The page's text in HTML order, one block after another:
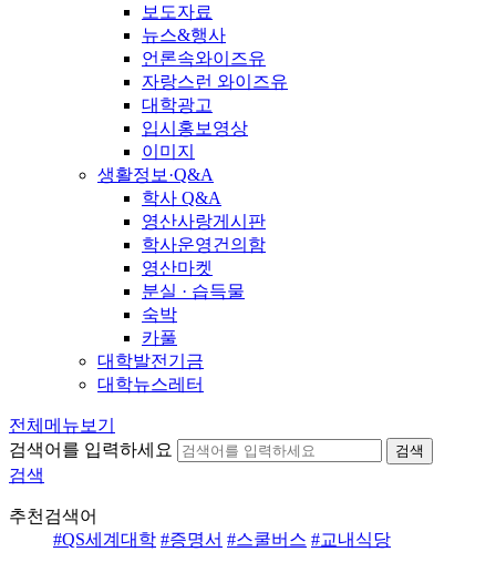
보도자료
뉴스&행사
언론속와이즈유
자랑스런 와이즈유
대학광고
입시홍보영상
이미지
생활정보·Q&A
학사 Q&A
영산사랑게시판
학사운영건의함
영산마켓
분실 · 습득물
숙박
카풀
대학발전기금
대학뉴스레터
전체메뉴보기
검색어를 입력하세요
검색
검색
추천검색어
#QS세계대학 #증명서 #스쿨버스 #교내식당